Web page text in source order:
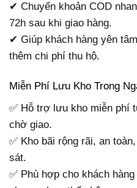
✔ Chuyển khoản COD
72h sau khi giao hàng.
✔ Giúp khách hàng yên
thêm chi phí thu hộ.
Miễn Phí Lưu Kho Trong
✅ Hỗ trợ lưu kho miễn phí
chờ giao.
✅ Kho bãi rộng rãi, an
sát.
✅ Phù hợp cho khách